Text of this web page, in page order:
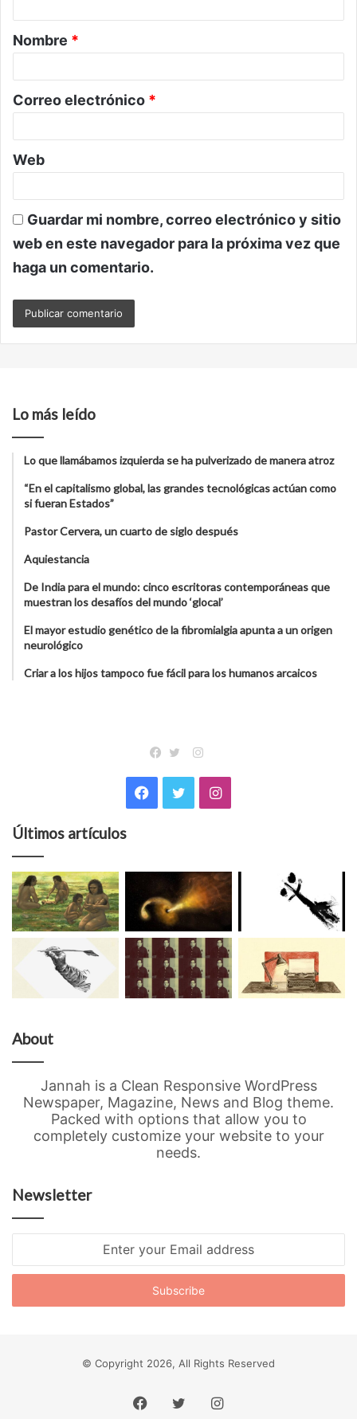
a
r
o
*
Nombre *
Correo electrónico *
Web
Guardar mi nombre, correo electrónico y sitio
web en este navegador para la próxima vez que
haga un comentario.
Lo más leído
Lo que llamábamos izquierda se ha pulverizado de manera atroz
“En el capitalismo global, las grandes tecnológicas actúan como
si fueran Estados”
Pastor Cervera, un cuarto de siglo después
Aquiestancia
De India para el mundo: cinco escritoras contemporáneas que
muestran los desafíos del mundo ‘glocal’
El mayor estudio genético de la fibromialgia apunta a un origen
neurológico
Criar a los hijos tampoco fue fácil para los humanos arcaicos
Instagram
Facebook
TwitterInstagram
Últimos artículos
About
Jannah is a Clean Responsive WordPress
Newspaper, Magazine, News and Blog theme.
Packed with options that allow you to
completely customize your website to your
needs.
Newsletter
Email
© Copyright 2026, All Rights Reserved
Facebook
TwitterInstagram